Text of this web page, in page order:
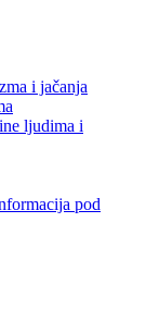
i jačanja
ljudima i
pod